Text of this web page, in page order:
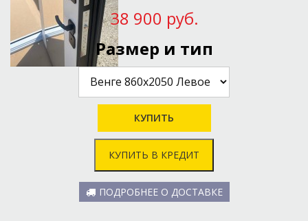
38 900 руб.
Размер и тип
КУПИТЬ В КРЕДИТ
ПОДРОБНЕЕ О ДОСТАВКЕ